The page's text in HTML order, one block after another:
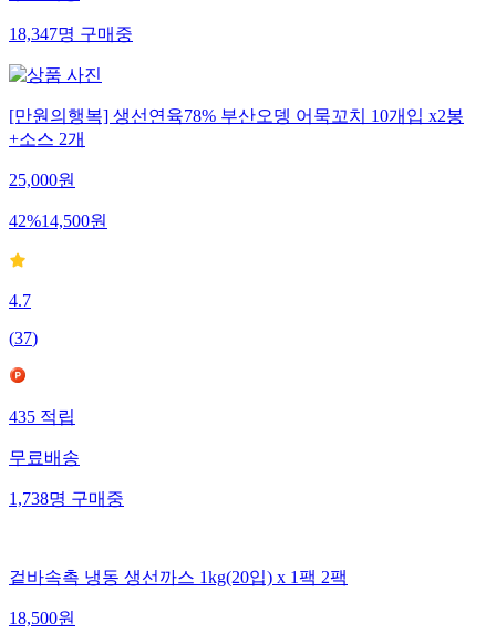
18,347명 구매중
[만원의행복] 생선연육78% 부산오뎅 어묵꼬치 10개입 x2봉
+소스 2개
25,000원
42%14,500원
4.7
(37)
435 적립
무료배송
1,738명 구매중
겉바속촉 냉동 생선까스 1kg(20입) x 1팩 2팩
18,500원